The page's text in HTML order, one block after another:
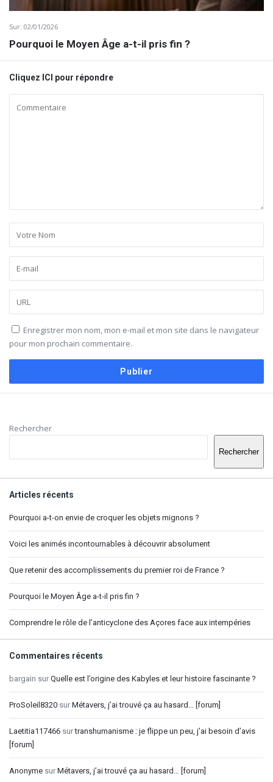
Sur: 02/01/2026
Pourquoi le Moyen Âge a-t-il pris fin ?
Cliquez ICI pour répondre
Enregistrer mon nom, mon e-mail et mon site dans le navigateur
pour mon prochain commentaire.
latérale
Rechercher
Rechercher
Articles récents
Pourquoi a-t-on envie de croquer les objets mignons ?
Voici les animés incontournables à découvrir absolument
Que retenir des accomplissements du premier roi de France ?
Pourquoi le Moyen Âge a-t-il pris fin ?
Comprendre le rôle de l’anticyclone des Açores face aux intempéries
Commentaires récents
bargain sur Quelle est l’origine des Kabyles et leur histoire fascinante ?
ProSoleil8320 sur Métavers, j’ai trouvé ça au hasard… [forum]
Laetitia117466 surtranshumanisme : je flippe un peu, j’ai besoin d’avis
[forum]
Anonyme sur Métavers, j’ai trouvé ça au hasard… [forum]